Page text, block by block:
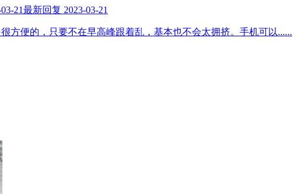
21最新回复 2023-03-21
方便的，只要不在早高峰跟着乱，基本也不会太拥挤。手机可以......